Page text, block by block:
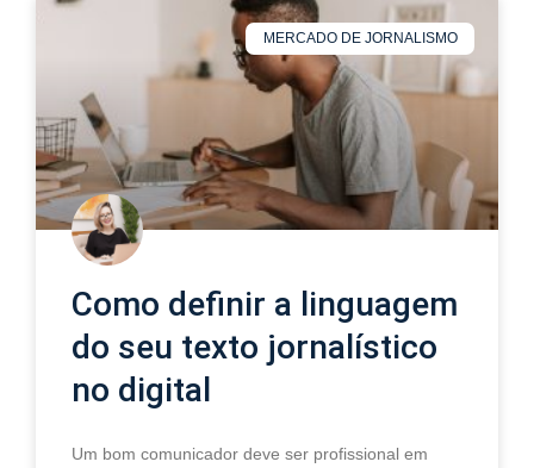
MERCADO DE JORNALISMO
Como definir a linguagem
do seu texto jornalístico
no digital
Um bom comunicador deve ser profissional em